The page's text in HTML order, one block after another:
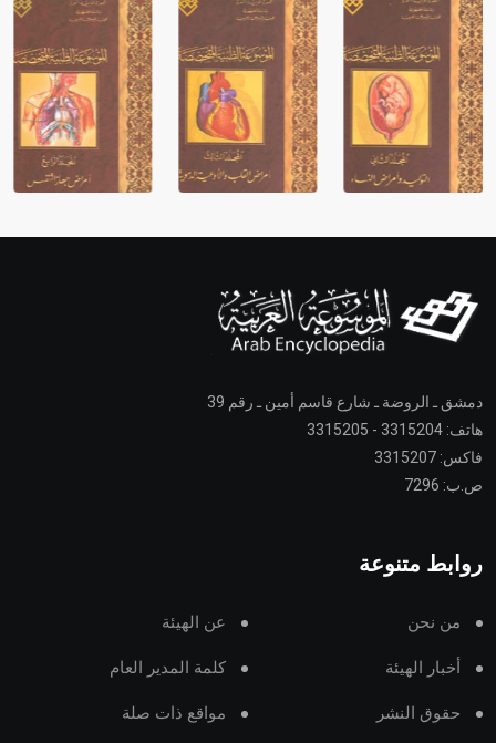
دمشق ـ الروضة ـ شارع قاسم أمين ـ رقم 39
هاتف: 3315204 - 3315205
فاكس: 3315207
ص.ب: 7296
روابط متنوعة
من نحن عن الهيئة
أخبار الهيئة كلمة المدير العام
حقوق النشر مواقع ذات صلة